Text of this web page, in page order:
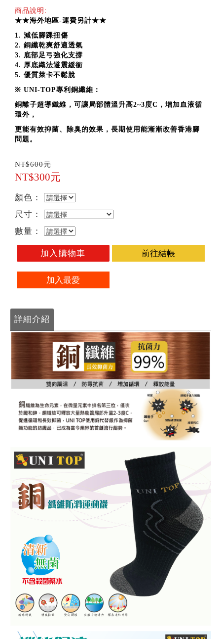
商品說明:
★★海外地區-運費另計★★
1. 減低腳踝扭傷
2. 銅纖乾爽舒適透氣
3. 底部足弓強化支撐
4. 厚底織法避震緩衝
5. 優質萊卡不鬆脫
※ UNI-TOP專利銅纖維：
銅離子超導纖維，可讓局部體溫升高2~3度C，增加血液循
環外，
更能有效抑菌、除臭的效果，長期使用能漸漸改善香港腳
問題。
NT$600元
NT$300元
顏色：
尺寸：
數量：
加入購物車 前往結帳
加入最愛
詳細介紹